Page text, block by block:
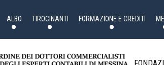
ALBO TIROCINANTI FORMAZIONE E CREDITI